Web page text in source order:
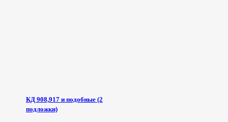
КД 908,917 и подобные (2
подложки)